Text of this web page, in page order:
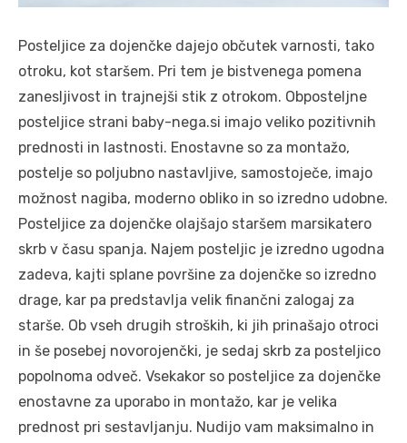
Posteljice za dojenčke dajejo občutek varnosti, tako
otroku, kot staršem. Pri tem je bistvenega pomena
zanesljivost in trajnejši stik z otrokom. Obposteljne
posteljice strani baby-nega.si imajo veliko pozitivnih
prednosti in lastnosti. Enostavne so za montažo,
postelje so poljubno nastavljive, samostoječe, imajo
možnost nagiba, moderno obliko in so izredno udobne.
Posteljice za dojenčke olajšajo staršem marsikatero
skrb v času spanja. Najem posteljic je izredno ugodna
zadeva, kajti splane površine za dojenčke so izredno
drage, kar pa predstavlja velik finančni zalogaj za
starše. Ob vseh drugih stroških, ki jih prinašajo otroci
in še posebej novorojenčki, je sedaj skrb za posteljico
popolnoma odveč. Vsekakor so posteljice za dojenčke
enostavne za uporabo in montažo, kar je velika
prednost pri sestavljanju. Nudijo vam maksimalno in